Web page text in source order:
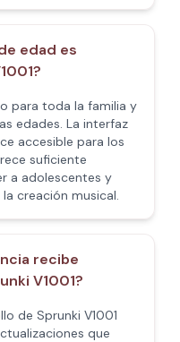
edad es
para toda la familia y
edades. La interfaz
accesible para los
suficiente
a adolescentes y
creación musical.
recibe
V1001?
de Sprunki V1001
que